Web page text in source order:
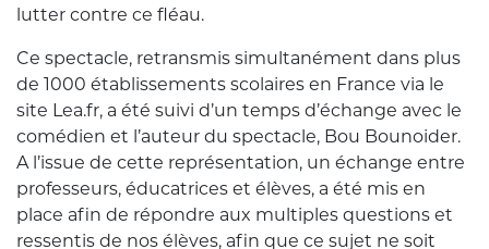
lutter contre ce fléau.
Ce spectacle, retransmis simultanément dans plus
de 1000 établissements scolaires en France via le
site Lea.fr, a été suivi d’un temps d’échange avec le
comédien et l’auteur du spectacle, Bou Bounoider.
A l’issue de cette représentation, un échange entre
professeurs, éducatrices et élèves, a été mis en
place afin de répondre aux multiples questions et
ressentis de nos élèves, afin que ce sujet ne soit